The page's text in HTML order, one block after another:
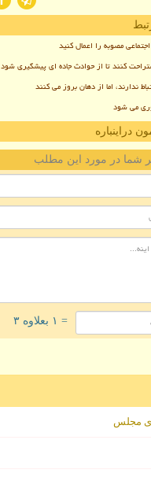
مصوبه را اعمال کنید
کنند تا از حوادث جاده ای پیشگیری شود
ندارند، اما از دهان بروز می کنند
می شود
دراینباره
شما در مورد این مطلب
= ۱ بعلاوه ۳
مجلس